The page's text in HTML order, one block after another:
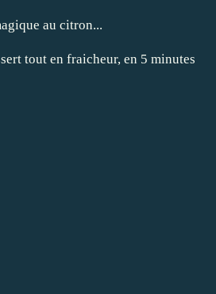
au citron...
tout en fraicheur, en 5 minutes